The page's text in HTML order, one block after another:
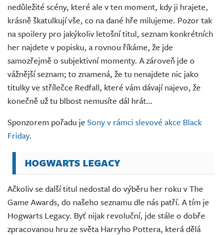
nedůležité scény, které ale v ten moment, kdy ji hrajete,
krásně škatulkují vše, co na dané hře milujeme. Pozor tak
na spoilery pro jakýkoliv letošní titul, seznam konkrétních
her najdete v popisku, a rovnou říkáme, že jde
samozřejmě o subjektivní momenty. A zároveň jde o
vážnější seznam; to znamená, že tu nenajdete nic jako
titulky ve střílečce Redfall, které vám dávají najevo, že
konečně už tu blbost nemusíte dál hrát…
Sponzorem pořadu je Sony v rámci slevové akce Black
Friday.
HOGWARTS LEGACY
Ačkoliv se další titul nedostal do výběru her roku v The
Game Awards, do našeho seznamu dle nás patří. A tím je
Hogwarts Legacy. Byť nijak revoluční, jde stále o dobře
zpracovanou hru ze světa Harryho Pottera, která dělá